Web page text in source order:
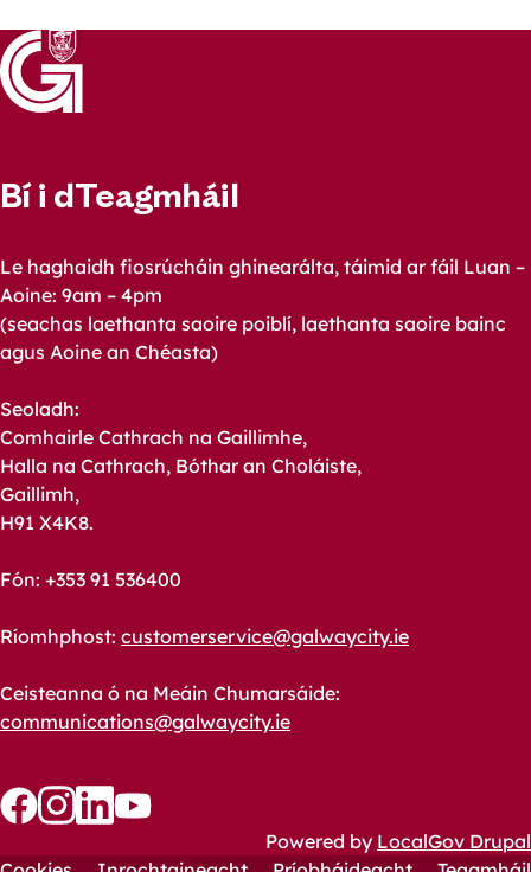
Bí i dTeagmháil
Le haghaidh fiosrúcháin ghinearálta, táimid ar fáil Luan –
Aoine: 9am – 4pm
(seachas laethanta saoire poiblí, laethanta saoire bainc
agus Aoine an Chéasta)
Seoladh:
Comhairle Cathrach na Gaillimhe,
Halla na Cathrach, Bóthar an Choláiste,
Gaillimh,
H91 X4K8.
Fón: +353 91 536400
Ríomhphost: customerservice@galwaycity.ie
Ceisteanna ó na Meáin Chumarsáide:
communications@galwaycity.ie
us
us
Powered by LocalGov Drupal